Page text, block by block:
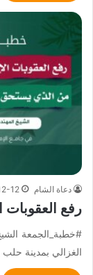
دعاة الشام 12
رفع العقوبات
#خطبة_الجمعة
الغزالي بمدينة